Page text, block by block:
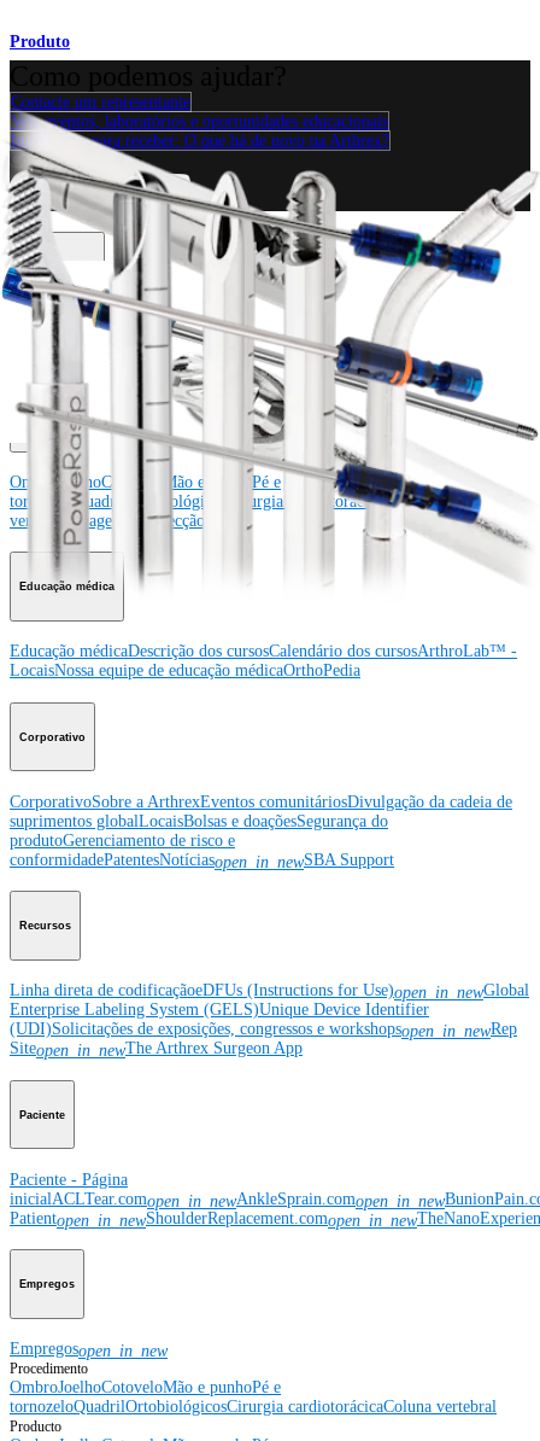
Produto
Contacte um representante
Veja eventos, laboratórios e oportunidades educacionais
Inscreva-se para receber: O que há de novo na Arthrex?
Conecte-se conosco
Procedimento
Ombro JoelhoCotovelo Mão e punhoPé e
tornozelo
Ortobiológicos Cirurgia cardiotorácicaColuna vertebral
Producto
OmbroJoelhoCotovelo Mão e punho Pé e
tornozeloQuadril Ortobiológicos Cirurgia cardiotorácicaColuna
vertebral Imagem e ressecção
Educação médica
Educação médicaDescrição dos cursosCalendário dos cursosArthroLab™ -
LocaisNossa equipe de educação médicaOrthoPedia
Corporativo
CorporativoSobre a ArthrexEventos comunitáriosDivulgação da cadeia de
suprimentos globalLocaisBolsas e doaçõesSegurança do
produtoGerenciamento de risco e
conformidadePatentesNotíciasopen_in_newSBA Support
Recursos
Linha direta de codificaçãoeDFUs (Instructions for Use)open_in_newGlobal
Enterprise Labeling System (GELS)Unique Device Identifier
(UDI)Solicitações de exposições, congressos e workshopsopen_in_newRep
Siteopen_in_newThe Arthrex Surgeon App
Paciente
Paciente - Página
inicial ACLTear.comopen_in_newAnkleSprain.comopen_in_new
Patientopen_in_newShoulderReplacement.comopen_in_new
Empregos
Empregosopen_in_new
Procedimento
OmbroJoelhoCotoveloMão e punhoPé e
tornozeloQuadrilOrtobiológicosCirurgia cardiotorácicaColuna vertebral
Producto